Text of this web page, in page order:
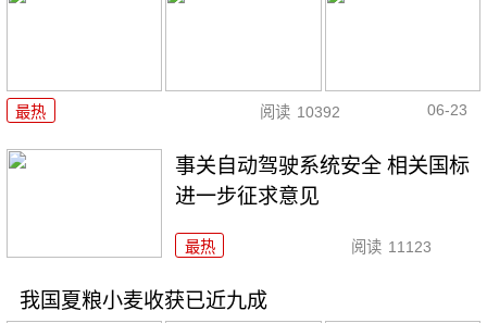
最热 阅读 10392 06-23
事关自动驾驶系统安全 相关国标
进一步征求意见
最热 阅读 11123
我国夏粮小麦收获已近九成